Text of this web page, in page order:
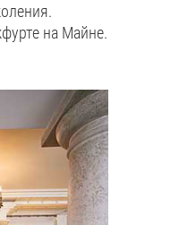
на Майне.